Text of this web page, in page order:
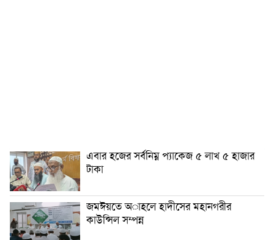
এবার হজের সর্বনিম্ন প্যাকেজ ৫ লাখ ৫ হাজার
টাকা
জমঈয়তে অাহলে হাদীসের মহানগরীর
কাউন্সিল সম্পন্ন